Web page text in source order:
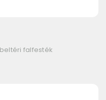
falfesték